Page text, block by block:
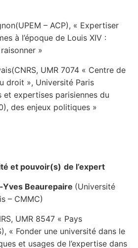
– ACP), « Expertiser
à l’époque de Louis XIV :
»
UMR 7074 « Centre de
droit », Université Paris
et expertises parisiennes du
des enjeux politiques »
et pouvoir(s) de l’expert
Beaurepaire (Université
– CMMC)
UMR 8547 « Pays
« Fonder une université dans le
et usages de l’expertise dans